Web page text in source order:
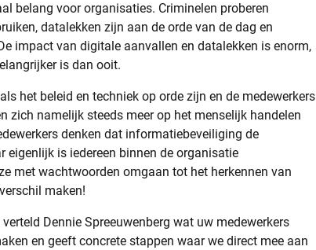
belang voor organisaties. Criminelen proberen
datalekken zijn aan de orde van de dag en
impact van digitale aanvallen en datalekken is enorm,
is dan ooit.
het beleid en techniek op orde zijn en de medewerkers
zich namelijk steeds meer op het menselijk handelen
denken dat informatiebeveiliging de
eigenlijk is iedereen binnen de organisatie
met wachtwoorden omgaan tot het herkennen van
maken!
Dennie Spreeuwenberg wat uw medewerkers
en geeft concrete stappen waar we direct mee aan